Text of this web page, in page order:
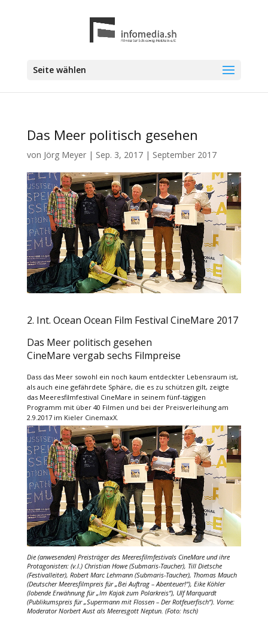
Seite wählen
Das Meer politisch gesehen
von Jörg Meyer| Sep. 3, 2017| September 2017
2. Int. Ocean Ocean Film Festival CineMare 2017
Das Meer politisch gesehen
CineMare vergab sechs Filmpreise
Dass das Meer sowohl ein noch kaum entdeckter Lebensraum ist,
als auch eine gefährdete Sphäre, die es zu schützen gilt, zeigte
das Meeresfilmfestival CineMare in seinem fünf-tägigen
Programm mit über 40 Filmen und bei der Preisverleihung am
2.9.2017 im Kieler CinemaxX.
Die (anwesenden) Preisträger des Meeresfilmfestivals CineMare und ihre
Protagonisten: (v.l.) Christian Howe (Submaris-Taucher), Till Dietsche
(Festivalleiter), Robert Marc Lehmann (Submaris-Taucher), Thomas Mauch
(Deutscher Meeresfilmpreis für„Bei Auftrag – Abenteuer!“), Eike Köhler
(lobende Erwähnung für„Im Kajak zum Polarkreis“), Ulf Marquardt
(Publikumspreis für„Supermann mit Flossen – Der Rotfeuerfisch“). Vorne:
Moderator Norbert Aust als Meeresgott Neptun. (Foto: hsch)